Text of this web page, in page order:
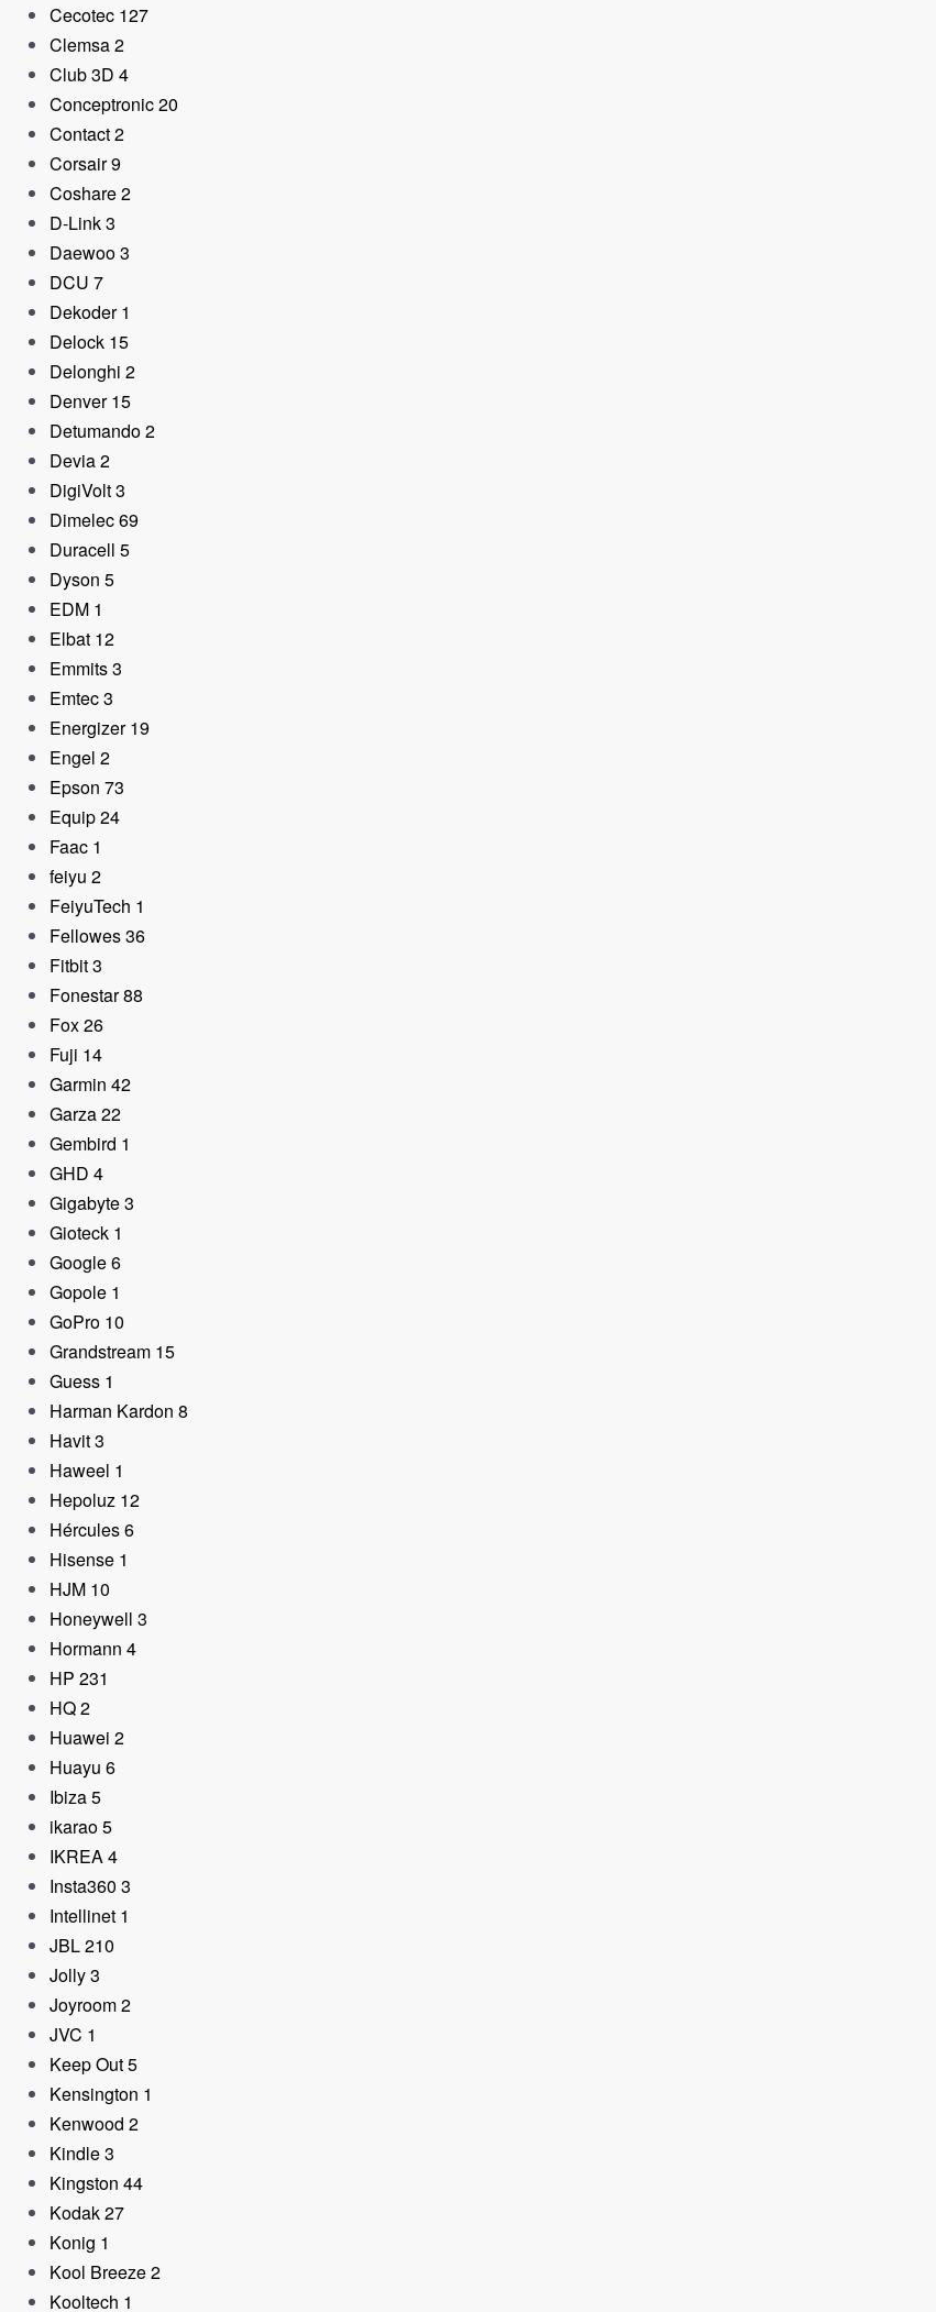
Cecotec 127
Clemsa2
Club 3D 4
Conceptronic20
Contact2
Corsair9
Coshare2
D-Link3
Daewoo3
DCU 7
Dekoder 1
Delock 15
Delonghi 2
Denver 15
Detumando2
Devia2
DigiVolt3
Dimelec69
Duracell 5
Dyson 5
EDM 1
Elbat 12
Emmits3
Emtec3
Energizer 19
Engel 2
Epson 73
Equip24
Faac 1
feiyu 2
FeiyuTech 1
Fellowes36
Fitbit3
Fonestar88
Fox26
Fuji 14
Garmin 42
Garza22
Gembird 1
GHD 4
Gigabyte3
Gioteck 1
Google6
Gopole 1
GoPro 10
Grandstream 15
Guess 1
Harman Kardon 8
Havit3
Haweel 1
Hepoluz 12
Hércules6
Hisense 1
HJM 10
Honeywell 3
Hormann 4
HP 231
HQ2
Huawei 2
Huayu 6
Ibiza5
ikarao5
IKREA4
Insta360 3
Intellinet 1
JBL210
Jolly3
Joyroom2
JVC 1
Keep Out5
Kensington 1
Kenwood 2
Kindle3
Kingston 44
Kodak27
Konig 1
Kool Breeze2
Kooltech 1